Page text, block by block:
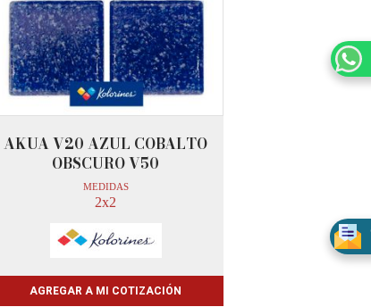
AKUA V20 AZUL COBALTO
OBSCURO V50
MEDIDAS
2x2
AGREGAR A MI COTIZACIÓN